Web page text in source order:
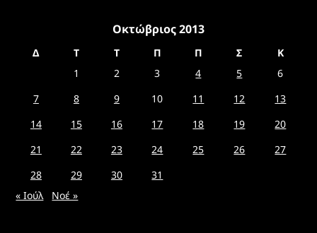
Οκτώβριος 2013
Δ Τ Τ Π Π Σ
Κ
1
2 3 4 5
6
7
8 9 10 11 12
13
14
15 16 17 18 19
20
21
22 23 24 25 26
27
28
29 30
31
« Ιούλ
Νοέ »